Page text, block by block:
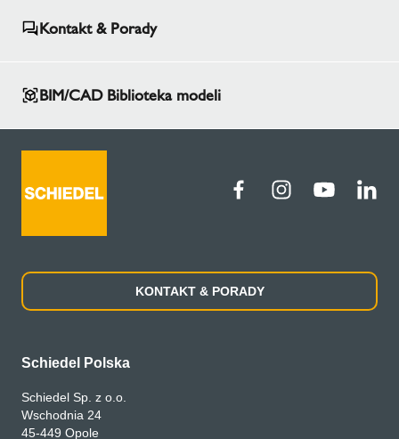
Kontakt & Porady
BIM/CAD Biblioteka modeli
KONTAKT & PORADY
Schiedel Polska
Schiedel Sp. z o.o.
Wschodnia 24
45-449 Opole